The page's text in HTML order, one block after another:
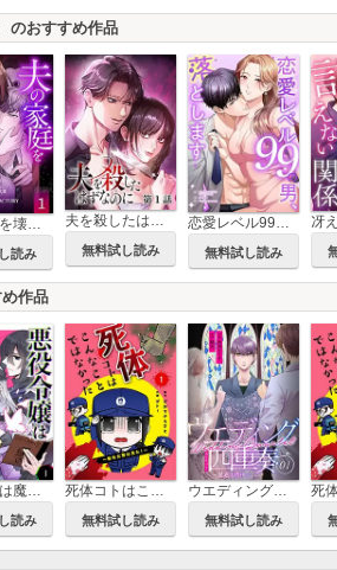
のおすすめ作品
夫の家庭を壊すまで【フルカラー版ヨコ読み】
読み
夫を殺したはずなのに【フルカラー】【タテヨミ】
無料試し読み
恋愛レベル99の男、落とします【タテヨミ】
無料試し読み
め作品
悪役令嬢は魔術師になりたい～婚約破棄からはじまる恋と魔法とミステリー～【合冊版】
読み
死体コトはこんなことではなかった～新米女警は見た！～
無料試し読み
ウエディング四重奏～見送る背中～
無料試し読み